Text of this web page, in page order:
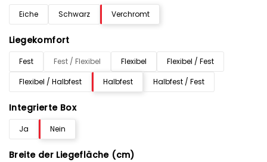
Eiche Schwarz Verchromt
Liegekomfort
Fest Fest / Flexibel Flexibel
Flexibel / Fest
Flexibel / Halbfest
Halbfest Halbfest / Fest
Integrierte Box
Ja Nein
Breite der Liegefläche (cm)